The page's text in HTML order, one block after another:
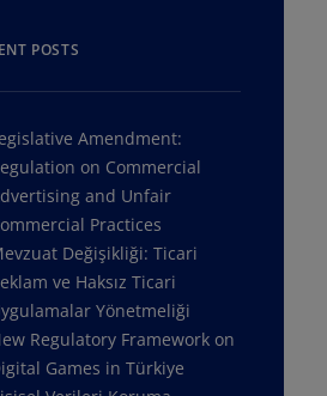
POSTS
Amendment:
on Commercial
and Unfair
Practices
Değişikliği: Ticari
ve Haksız Ticari
Yönetmeliği
Regulatory Framework on
Games in Türkiye